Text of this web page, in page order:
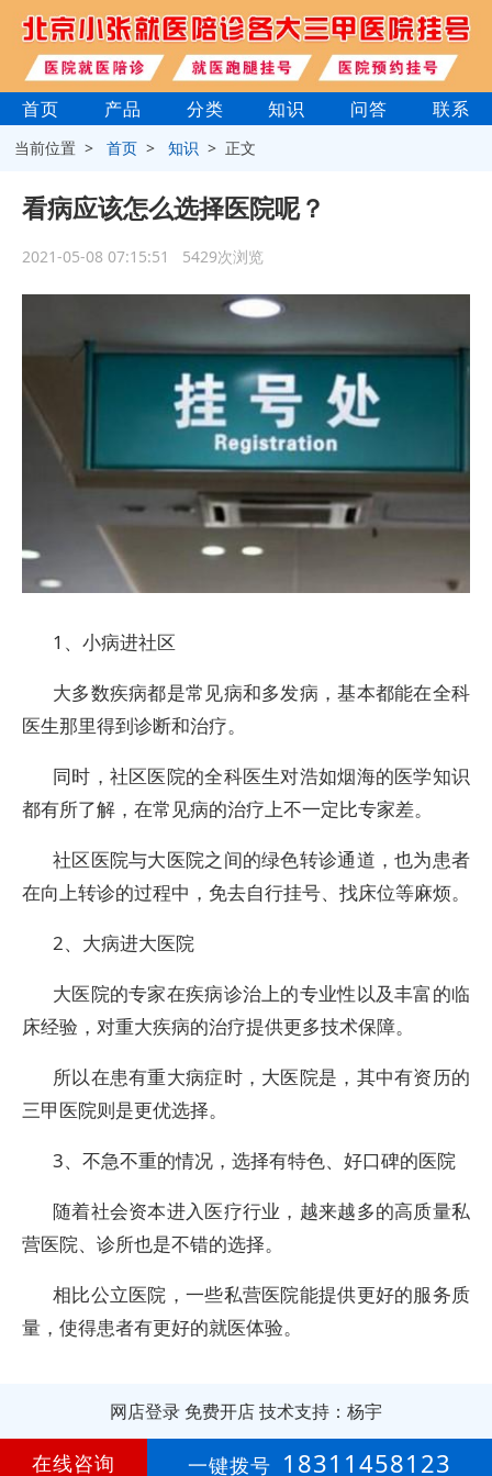
首页 产品 分类 知识 问答 联系
当前位置 >首页 >知识 > 正文
看病应该怎么选择医院呢？
2021-05-08 07:15:51 5429次浏览
1、小病进社区
大多数疾病都是常见病和多发病，基本都能在全科
医生那里得到诊断和治疗。
同时，社区医院的全科医生对浩如烟海的医学知识
都有所了解，在常见病的治疗上不一定比专家差。
社区医院与大医院之间的绿色转诊通道，也为患者
在向上转诊的过程中，免去自行挂号、找床位等麻烦。
2、大病进大医院
大医院的专家在疾病诊治上的专业性以及丰富的临
床经验，对重大疾病的治疗提供更多技术保障。
所以在患有重大病症时，大医院是，其中有资历的
三甲医院则是更优选择。
3、不急不重的情况，选择有特色、好口碑的医院
随着社会资本进入医疗行业，越来越多的高质量私
营医院、诊所也是不错的选择。
相比公立医院，一些私营医院能提供更好的服务质
量，使得患者有更好的就医体验。
网店登录 免费开店技术支持：杨宇
第6年
在线咨询 一键拨号 18311458123